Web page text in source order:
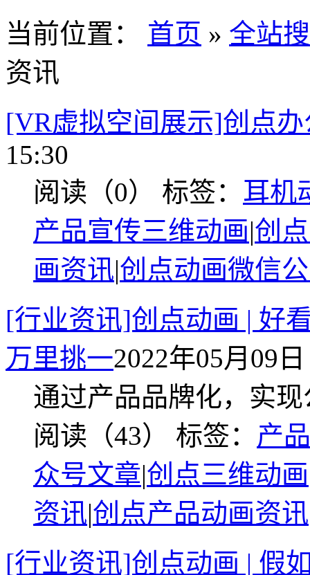
当前位置： 首页 » 全站
资讯
[VR虚拟空间展示]创点
15:30
阅读（0） 标签： 耳机
产品宣传三维动画|创
画资讯|创点动画微信
[行业资讯]创点动画 | 好
万里挑一2022年05月09
通过产品品牌化，实
阅读（43） 标签： 产
众号文章|创点三维动画
资讯|创点产品动画资讯
[行业资讯]创点动画 | 假